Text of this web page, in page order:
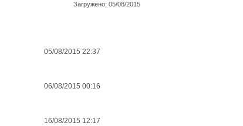
Загружено: 05/08/2015
05/08/2015 22:37
06/08/2015 00:16
16/08/2015 12:17